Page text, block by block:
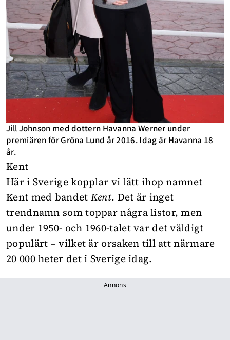
Jill Johnson med dottern Havanna Werner under
premiären för Gröna Lund år 2016. Idag är Havanna 18
år.
Kent
Här i Sverige kopplar vi lätt ihop namnet
Kent med bandet Kent. Det är inget
trendnamn som toppar några listor, men
under 1950- och 1960-talet var det väldigt
populärt – vilket är orsaken till att närmare
20 000 heter det i Sverige idag.
Annons